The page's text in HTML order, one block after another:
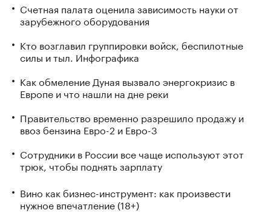
Счетная палата оценила зависимость науки от
зарубежного оборудования
Кто возглавил группировки войск, беспилотные
силы и тыл. Инфографика
Как обмеление Дуная вызвало энергокризис в
Европе и что нашли на дне реки
Правительство временно разрешило продажу и
ввоз бензина Евро-2 и Евро-3
Сотрудники в России все чаще используют этот
трюк, чтобы поднять зарплату
Вино как бизнес-инструмент: как произвести
нужное впечатление (18+)